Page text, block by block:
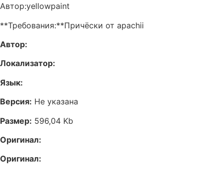
Автор:yellowpaint
**Требования:**Причёски от apachii
Автор:
Локализатор:
Язык:
Версия: Не указана
Размер: 596,04 Kb
Оригинал:
Оригинал: